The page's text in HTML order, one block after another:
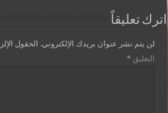
اترك تعليقاً
لن يتم نشر عنوان بريدك الإلكتروني. الحقول
التعليق*